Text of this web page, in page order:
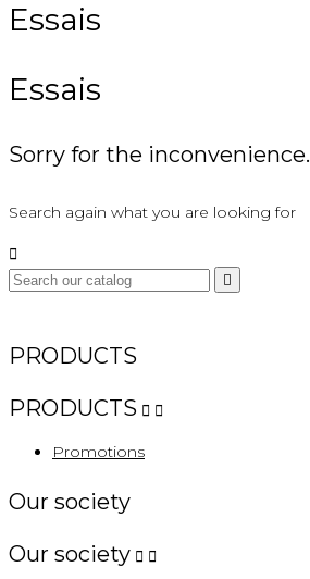
Essais
Essais
Sorry for the inconvenience.
Search again what you are looking for


PRODUCTS
PRODUCTS  
Promotions
Our society
Our society  